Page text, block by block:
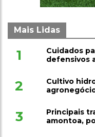
Mais Lidas
1
Cuidados
defensivos
2
Cultivo
3
Principais
amontoa,